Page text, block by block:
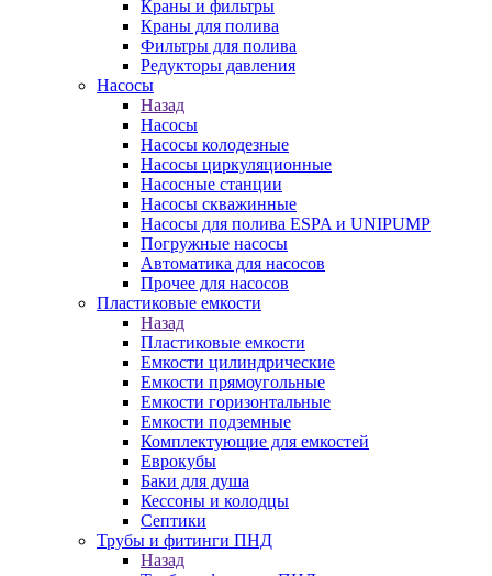
Краны и фильтры
Краны для полива
Фильтры для полива
Редукторы давления
Насосы
Назад
Насосы
Насосы колодезные
Насосы циркуляционные
Насосные станции
Насосы скважинные
Насосы для полива ESPA и UNIPUMP
Погружные насосы
Автоматика для насосов
Прочее для насосов
Пластиковые емкости
Назад
Пластиковые емкости
Емкости цилиндрические
Емкости прямоугольные
Емкости горизонтальные
Емкости подземные
Комплектующие для емкостей
Еврокубы
Баки для душа
Кессоны и колодцы
Септики
Трубы и фитинги ПНД
Назад